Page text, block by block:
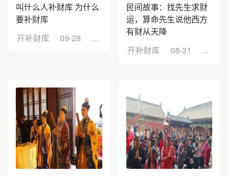
叫什么人补财库 为什么
要补财库
开补财库
09-28 浏览：9
民间故事：找先生求财
运，算命先生说他西方
有财从天降
开补财库
08-31 浏览